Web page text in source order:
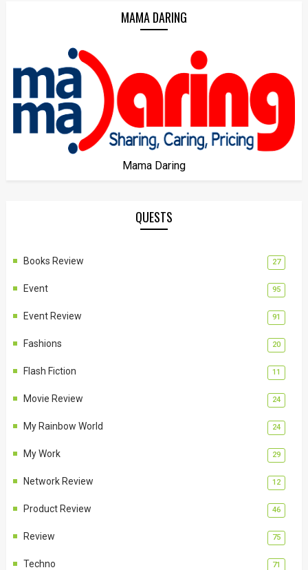
MAMA DARING
Mama Daring
QUESTS
Books Review 27
Event 95
Event Review 91
Fashions 20
Flash Fiction 11
Movie Review 24
My Rainbow World 24
My Work 29
Network Review 12
Product Review 46
Review 75
Techno 71